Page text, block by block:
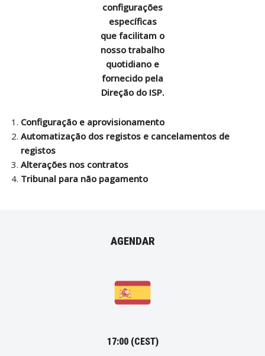
configurações
específicas
que facilitam o
nosso trabalho
quotidiano e
fornecido pela
Direção do ISP.
Configuração e aprovisionamento
Automatização dos registos e cancelamentos de
registos
Alterações nos contratos
Tribunal para não pagamento
AGENDAR
17:00 (CEST)